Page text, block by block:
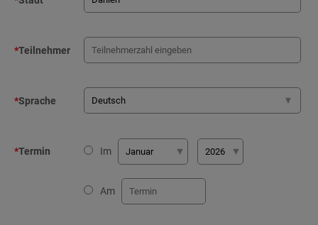
*Teilnehmer
*Sprache
*Termin Im
Am